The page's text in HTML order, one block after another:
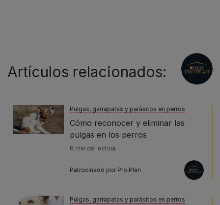
Artículos relacionados:
Pulgas, garrapatas y parásitos en perros
Cómo reconocer y eliminar las
pulgas en los perros
6 min de lectura
Patrocinado por Pro Plan
Pulgas, garrapatas y parásitos en perros